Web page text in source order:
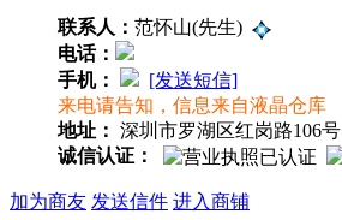
联系人： 范怀山(先生)
电话：
手机：
[发送短信]
来电请告知，信息来自液晶仓库
地址： 深圳市罗湖区红岗路106号
诚信认证：
加为商友 发送信件 进入商铺